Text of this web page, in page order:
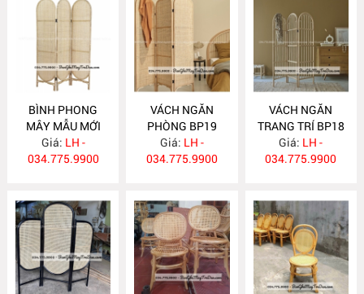
BÌNH PHONG
MÂY MẪU MỚI
BP20
Giá: LH -
034.775.9900
VÁCH NGĂN
PHÒNG BP19
Giá: LH -
034.775.9900
VÁCH NGĂN
TRANG TRÍ BP18
Giá: LH -
034.775.9900